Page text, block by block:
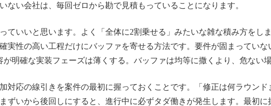
ない会社は、毎回ゼロから勘で見積もっていることになります。
ていいと思います。よく「全体に2割乗せる」みたいな雑な積み方を
実性の高い工程だけにバッファを寄せる方法です。要件が固まってい
明確な実装フェーズは薄くする。バッファは均等に撒くより、危ない
対応の線引きを案件の最初に握っておくことです。「修正は何ラウン
ずいから後回しにすると、進行中に必ずタダ働きが発生します。最初